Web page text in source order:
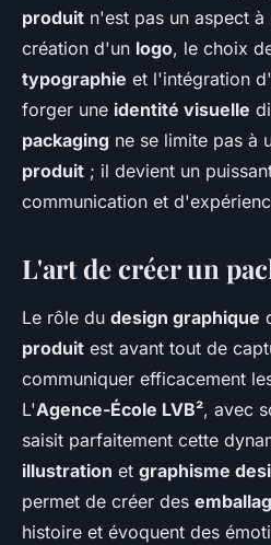
claire•8 mars 2024 •2 min de
produit n'est pas un aspect
création d'un logo, le choix
typographie et l'intégration d'
forger une identité visuelle
packaging ne se limite pas à
produit ; il devient un
communication et
L'art de créer un
Le rôle du design graphique
produit est avant tout de
communiquer efficacement
L'Agence-École LVB², avec
saisit parfaitement cette
illustration et graphisme
permet de créer des
histoire et évoquent des